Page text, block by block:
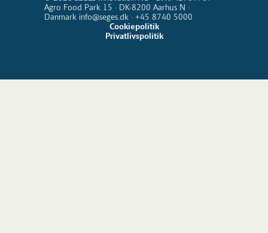
kommer ud at virke i stalden, i marken og i
hele værdikæden fra jord til bord.
Agro Food Park 15 · DK-8200 Aarhus N ·
Danmark info@seges.dk · +45 8740 5000
Cookiepolitik
Privatlivspolitik